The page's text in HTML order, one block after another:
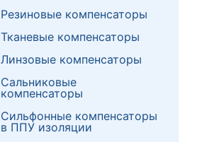
Резиновые компенсаторы
Тканевые компенсаторы
Линзовые компенсаторы
Сальниковые
компенсаторы
Сильфонные компенсаторы
в ППУ изоляции